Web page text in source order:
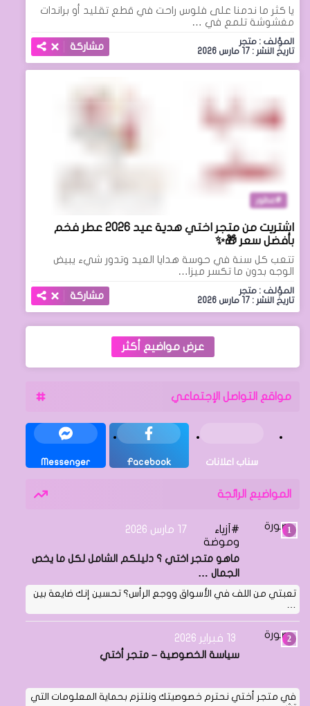
يا كثر ما ندمنا على فلوس راحت في قطع تقليد أو براندات
مغشوشة تلمع في …
المؤلف : متجر
تاريخ النشر : 17 مارس 2026
مشاركة
عطور
اشتريت من متجر اختي هدية عيد 2026 عطر فخم
بأفضل سعر 🎁✨
تتعب كل سنة في حوسة هدايا العيد وتدور شيء يبيض
الوجه بدون ما تكسر ميزا…
المؤلف : متجر
تاريخ النشر : 17 مارس 2026
مشاركة
عرض مواضيع أكثر
مواقع التواصل الإجتماعي
سناب اعلانات Facebook
Messenger
المواضيع الرائجة
أزياء
وموضة
17 مارس 2026
ماهو متجر اختي ؟ دليلكم الشامل لكل ما يخص
الجمال …
تعبتي من اللف في الأسواق ووجع الرأس؟ تحسين إنك ضايعة بين
…
13 فبراير 2026
سياسة الخصوصية – متجر أختي
في متجر أختي نحترم خصوصيتك ونلتزم بحماية المعلومات التي